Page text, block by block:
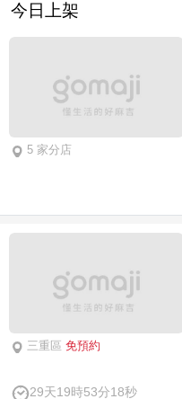
今日上架
5 家分店
三重區 免預約
29天19時53分18秒